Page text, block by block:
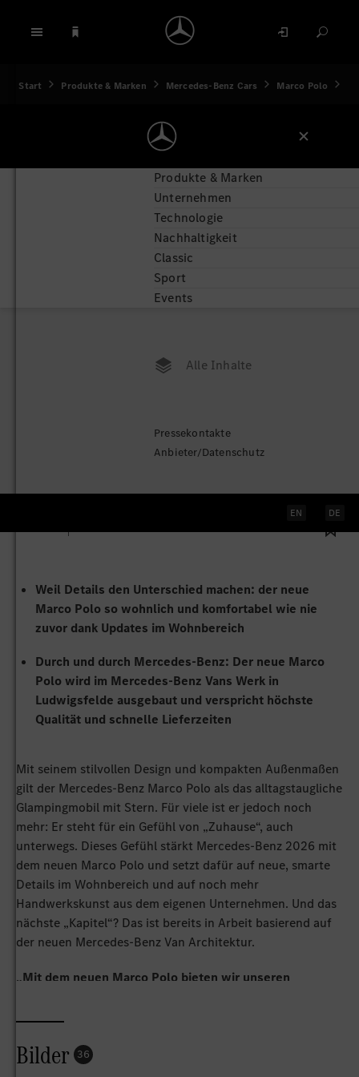
Start Produkte & Marken Mercedes-Benz Cars Marco Polo
Produkte & Marken
Unternehmen
Technologie
Nachhaltigkeit
Classic
Sport
Events
Alle Inhalte
Pressekontakte
Anbieter/Datenschutz
EN DE
„Willkommen zu Hause“: Der
neue Mercedes-Benz Marco Polo
Weil Details den Unterschied machen: der neue
Marco Polo so wohnlich und komfortabel wie nie
zuvor dank Updates im Wohnbereich
Durch und durch Mercedes-Benz: Der neue Marco
Polo wird im Mercedes‑Benz Vans Werk in
Ludwigsfelde ausgebaut und verspricht höchste
Qualität und schnelle Lieferzeiten
Mit seinem stilvollen Design und kompakten Außenmaßen
gilt der Mercedes‑Benz Marco Polo als das alltagstaugliche
Glampingmobil mit Stern. Für viele ist er jedoch noch
mehr: Er steht für ein Gefühl von „Zuhause“, auch
unterwegs. Dieses Gefühl stärkt Mercedes-Benz 2026 mit
dem neuen Marco Polo und setzt dafür auf neue, smarte
Details im Wohnbereich und auf noch mehr
Handwerkskunst aus dem eigenen Unternehmen. Und das
nächste „Kapitel“? Das ist bereits in Arbeit basierend auf
der neuen Mercedes‑Benz Van Architektur.
„Mit dem neuen Marco Polo bieten wir unseren
Ein echter Mercedes‑Benz eben. “
Bilder 36